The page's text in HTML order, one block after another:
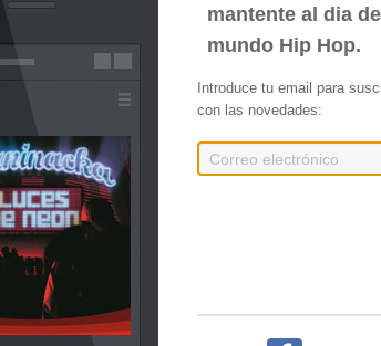
mantente al dia
mundo Hip Hop.
Introduce tu email para
con las novedades: